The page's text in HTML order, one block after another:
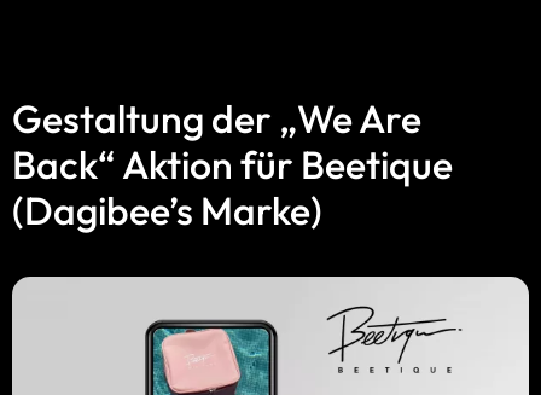
Gestaltung der „We Are
Back“ Aktion für Beetique
(Dagibee’s Marke)